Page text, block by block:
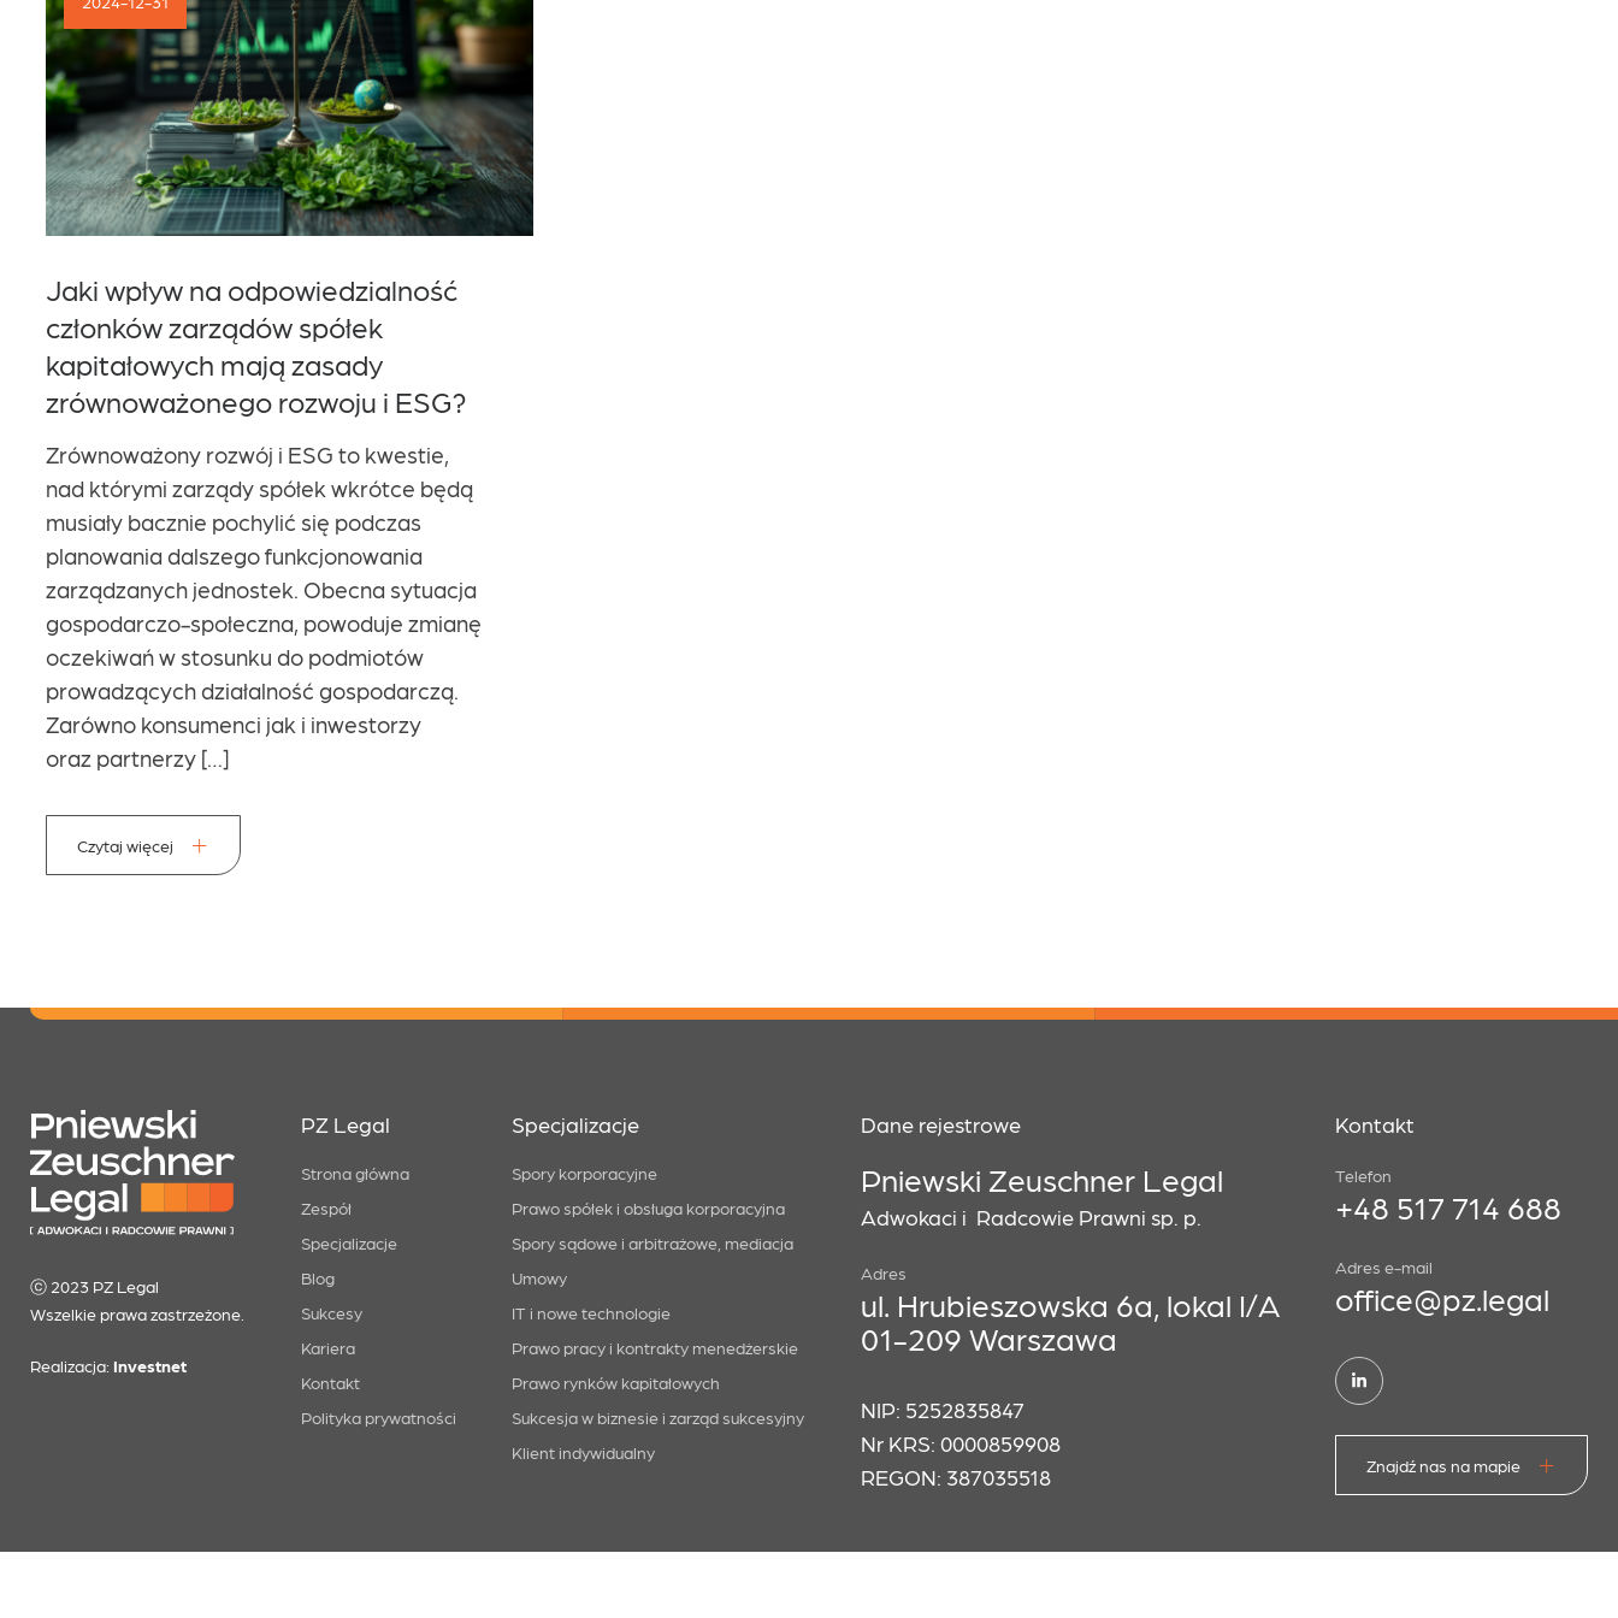
Kariera
Kontakt
Jaki wpływ na odpowiedzialność
członków zarządów spółek
kapitałowych mają zasady
zrównoważonego rozwoju i ESG?
Zrównoważony rozwój i ESG to kwestie,
nad którymi zarządy spółek wkrótce będą
musiały bacznie pochylić się podczas
planowania dalszego funkcjonowania
zarządzanych jednostek. Obecna sytuacja
gospodarczo-społeczna, powoduje zmianę
oczekiwań w stosunku do podmiotów
prowadzących działalność gospodarczą.
Zarówno konsumenci jak i inwestorzy
oraz partnerzy […]
Czytaj więcej
ⓒ 2023 PZ Legal
Wszelkie prawa zastrzeżone.
Realizacja: Investnet
PZ Legal
Strona główna
Zespół
Specjalizacje
Blog
Sukcesy
Kariera
Kontakt
Polityka prywatności
Specjalizacje
Spory korporacyjne
Prawo spółek i obsługa korporacyjna
Spory sądowe i arbitrażowe, mediacja
Umowy
IT i nowe technologie
Prawo pracy i kontrakty menedżerskie
Prawo rynków kapitałowych
Sukcesja w biznesie i zarząd sukcesyjny
Klient indywidualny
Dane rejestrowe
Pniewski Zeuschner Legal
Adwokaci i Radcowie Prawni sp. p.
Adres
ul. Hrubieszowska 6a, lokal I/A
01-209 Warszawa
NIP: 5252835847
Nr KRS: 0000859908
REGON: 387035518
Kontakt
Telefon
+48 517 714 688
Adres e-mail
office@pz.legal
Znajdź nas na mapie